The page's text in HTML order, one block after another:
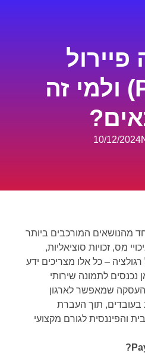
פיירול
(Payroll) ולמי זה
10/12/2024
מהנושאים המורכבים ביותר
מס, זכויות סוציאליות,
– כל אלו מצריכים ידע
נכנסים לתמונה שירותי
העסקה שמאפשר לארגון
בעובדים, תוך העברת
והפיננסית לגורם מקצועי